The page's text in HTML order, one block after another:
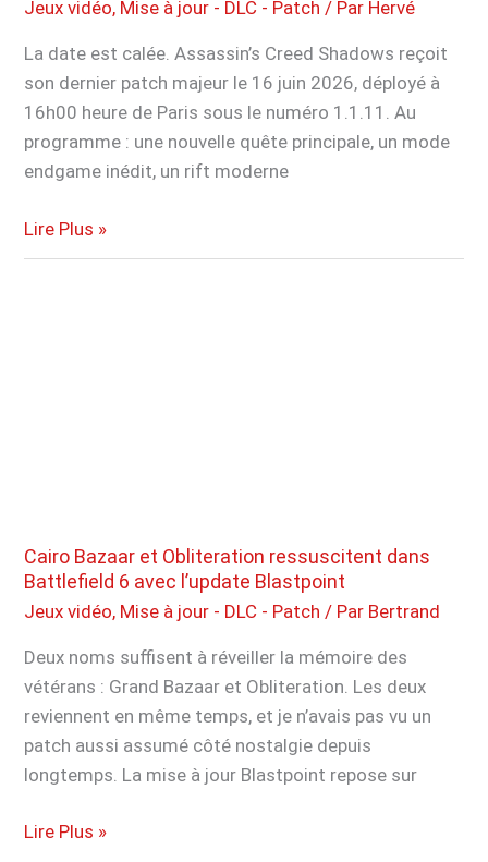
Jeux vidéo, Mise à jour - DLC - Patch / Par Hervé
La date est calée. Assassin’s Creed Shadows reçoit
son dernier patch majeur le 16 juin 2026, déployé à
16h00 heure de Paris sous le numéro 1.1.11. Au
programme : une nouvelle quête principale, un mode
endgame inédit, un rift moderne
Assassin’s
Creed
à
jour
Lire Plus »
Cairo Bazaar et Obliteration ressuscitent dans
Battlefield 6 avec l’update Blastpoint
Jeux vidéo, Mise à jour - DLC - Patch / Par Bertrand
Deux noms suffisent à réveiller la mémoire des
vétérans : Grand Bazaar et Obliteration. Les deux
reviennent en même temps, et je n’avais pas vu un
patch aussi assumé côté nostalgie depuis
longtemps. La mise à jour Blastpoint repose sur
Cairo
Lire Plus »